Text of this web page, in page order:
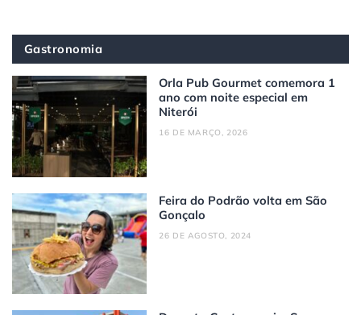
Gastronomia
Orla Pub Gourmet comemora 1
ano com noite especial em
Niterói
16 DE MARÇO, 2026
Feira do Podrão volta em São
Gonçalo
26 DE AGOSTO, 2024